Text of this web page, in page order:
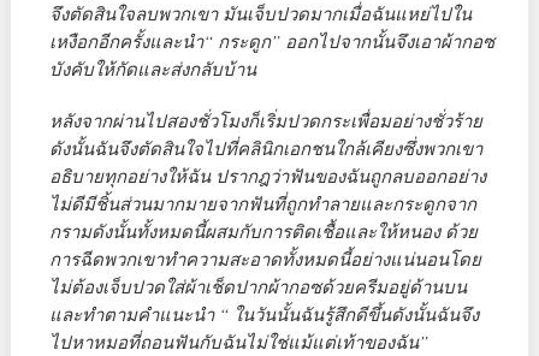
จึงตัดสินใจลบพวกเขา มันเจ็บปวดมากเมื่อฉันแหย่ไปใน
เหงือกอีกครั้งและนำ“ กระดูก” ออกไปจากนั้นจึงเอาผ้ากอซ
บังคับให้กัดและส่งกลับบ้าน
หลังจากผ่านไปสองชั่วโมงก็เริ่มปวดกระเพื่อมอย่างชั่วร้าย
ดังนั้นฉันจึงตัดสินใจไปที่คลินิกเอกชนใกล้เคียงซึ่งพวกเขา
อธิบายทุกอย่างให้ฉัน ปรากฎว่าฟันของฉันถูกลบออกอย่าง
ไม่ดีมีชิ้นส่วนมากมายจากฟันที่ถูกทำลายและกระดูกจาก
กรามดังนั้นทั้งหมดนี้ผสมกับการติดเชื้อและให้หนอง ด้วย
การฉีดพวกเขาทำความสะอาดทั้งหมดนี้อย่างแน่นอนโดย
ไม่ต้องเจ็บปวดใส่ผ้าเช็ดปากผ้ากอซด้วยครีมอยู่ด้านบน
และทำตามคำแนะนำ “ ในวันนั้นฉันรู้สึกดีขึ้นดังนั้นฉันจึง
ไปหาหมอที่ถอนฟันกับฉันไม่ใช่แม้แต่เท้าของฉัน”